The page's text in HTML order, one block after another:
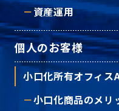
資産運用
個人のお客様
小口化所有オフィス
小口化商品のメリ